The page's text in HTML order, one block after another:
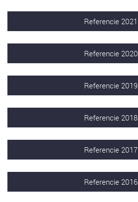
Referencie 2021
Referencie 2020
Referencie 2019
Referencie 2018
Referencie 2017
Referencie 2016